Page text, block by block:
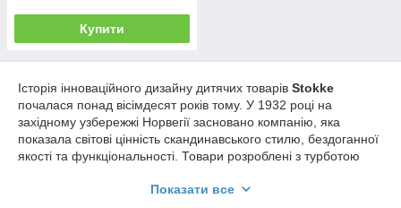
Купити
Історія інноваційного дизайну дитячих товарів Stokke
почалася понад вісімдесят років тому. У 1932 році на
західному узбережжі Норвегії засновано компанію, яка
показала світові цінність скандинавського стилю, бездоганної
якості та функціональності. Товари розроблені з турботою
меблів і колясок невимушено привчають малюків до
Показати все